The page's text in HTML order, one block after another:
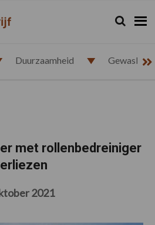
Zoeken...
Zoek
Duurzaamheid
met rollenbedreiniger
2021